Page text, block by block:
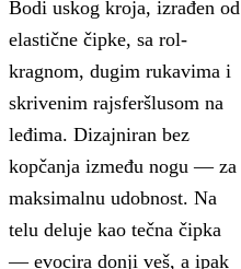
Bodi uskog kroja, izrađen od
elastične čipke, sa rol-
kragnom, dugim rukavima i
skrivenim rajsferšlusom na
leđima. Dizajniran bez
kopčanja između nogu — za
maksimalnu udobnost. Na
telu deluje kao tečna čipka
— evocira donji veš, a ipak